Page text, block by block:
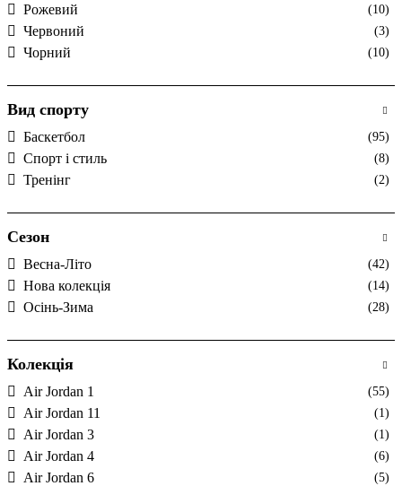
Рожевий (10)
Червоний (3)
Чорний (10)
Вид спорту
Баскетбол (95)
Спорт і стиль (8)
Тренінг (2)
Сезон
Весна-Літо (42)
Нова колекція (14)
Осінь-Зима (28)
Колекція
Air Jordan 1 (55)
Air Jordan 11 (1)
Air Jordan 3 (1)
Air Jordan 4 (6)
Air Jordan 6 (5)